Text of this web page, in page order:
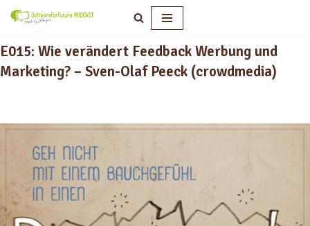
Inhalt
springen
E015: Wie verändert Feedback Werbung und
Marketing? – Sven-Olaf Peeck (crowdmedia)